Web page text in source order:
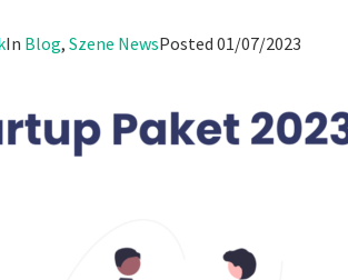
In Blog, Szene NewsPosted 01/07/2023